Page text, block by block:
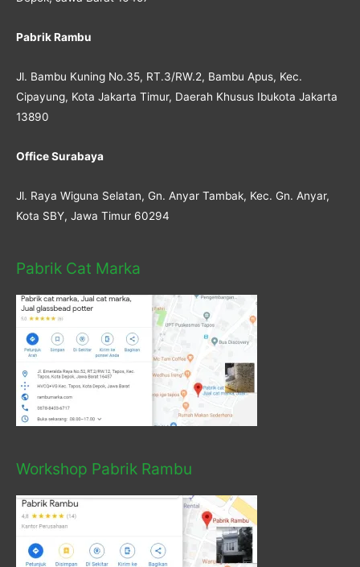
Pabrik Rambu
Jl. Bambu Kuning No.35, RT.3/RW.2, Bambu Apus, Kec.
Cipayung, Kota Jakarta Timur, Daerah Khusus Ibukota Jakarta
13890
Office Surabaya
Jl. Raya Wiguna Selatan, Gn. Anyar Tambak, Kec. Gn. Anyar,
Kota SBY, Jawa Timur 60294
Pabrik Cat Marka
Workshop Pabrik Rambu